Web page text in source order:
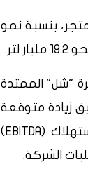
عدد متاجر التجزئة التابعة للشركة سيرتفع من 540 متجرًا إلى نحو 900 متجر، بنسبة نمو
"شل" الممتدة
زيادة متوقعة
في ربحية السهم بنحو 6%، وارتفاع الأرباح قبل الفوائد والضرائب والإهلاك والاستهلاك (EBITDA)